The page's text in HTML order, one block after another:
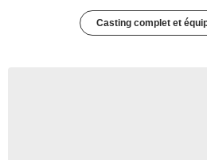
Casting complet et